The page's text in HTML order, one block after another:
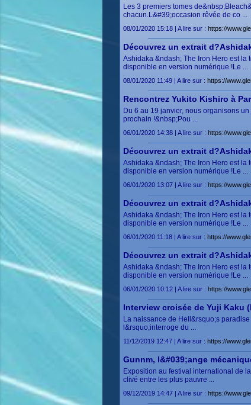
Les 3 premiers tomes
chacun.L&#39;occasion rêvée de co ...
08/01/2020 15:18 | A lire sur : https://
Découvrez un extrait
Ashidaka &ndash; The Iron Hero est
disponible en version numérique !Le ...
08/01/2020 11:49 | A lire sur : https://
Rencontrez Yukito Kishiro à
Du 6 au 19 janvier, nous organisons
prochain !&nbsp;Pou ...
06/01/2020 14:38 | A lire sur : https://
Découvrez un extrait
Ashidaka &ndash; The Iron Hero est
disponible en version numérique !Le ...
06/01/2020 13:07 | A lire sur : https://
Découvrez un extrait
Ashidaka &ndash; The Iron Hero est
disponible en version numérique !Le ...
06/01/2020 11:18 | A lire sur : https://
Découvrez un extrait
Ashidaka &ndash; The Iron Hero est
disponible en version numérique !Le ...
06/01/2020 10:12 | A lire sur : https://
Interview croisée de Yuji Kaku
La naissance de Hell&rsquo;s
l&rsquo;interroge du ...
11/12/2019 12:47 | A lire sur : https://
Gunnm, l&#039;ange
Exposition au festival international de
clivé entre les plus pauvre ...
09/12/2019 14:47 | A lire sur : https://